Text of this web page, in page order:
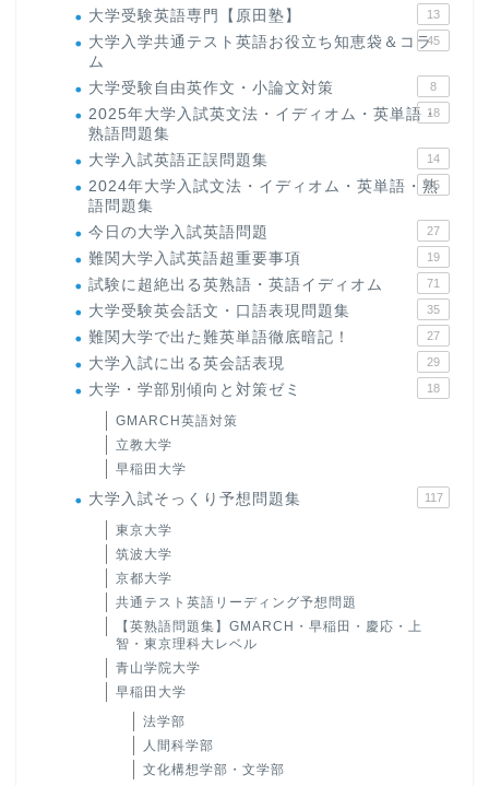
大学受験英語専門【原田塾】 13
大学入学共通テスト英語お役立ち知恵袋＆コラ
ム
45
大学受験自由英作文・小論文対策 8
2025年大学入試英文法・イディオム・英単語・
熟語問題集
18
大学入試英語正誤問題集 14
2024年大学入試文法・イディオム・英単語・熟
語問題集
15
今日の大学入試英語問題 27
難関大学入試英語超重要事項 19
試験に超絶出る英熟語・英語イディオム 71
大学受験英会話文・口語表現問題集 35
難関大学で出た難英単語徹底暗記！ 27
大学入試に出る英会話表現 29
大学・学部別傾向と対策ゼミ 18
GMARCH英語対策
立教大学
早稲田大学
大学入試そっくり予想問題集 117
東京大学
筑波大学
京都大学
共通テスト英語リーディング予想問題
【英熟語問題集】GMARCH・早稲田・慶応・上
智・東京理科大レベル
青山学院大学
早稲田大学
法学部
人間科学部
文化構想学部・文学部